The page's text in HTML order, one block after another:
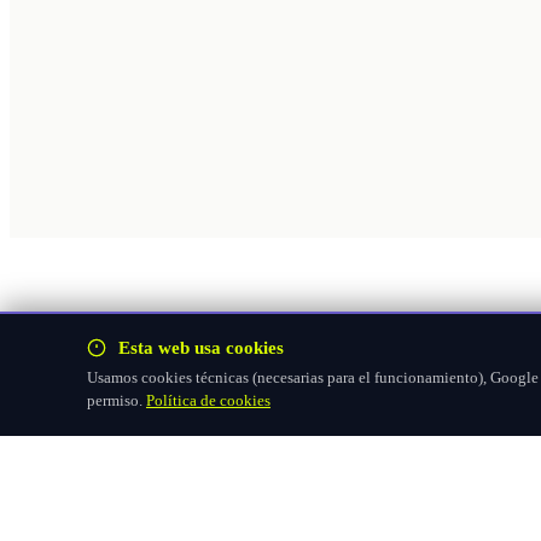
Esta web usa cookies
Usamos cookies técnicas (necesarias para el funcionamiento),
permiso. Política de cookies